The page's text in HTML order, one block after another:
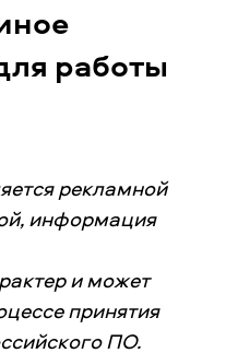
работы
рекламной
информация
и может
принятия
ПО.